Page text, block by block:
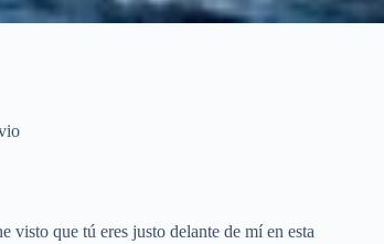
que tú eres justo delante de mí en esta